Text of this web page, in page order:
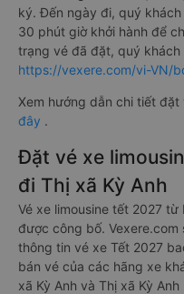
ký. Đến ngày đi, quý
30 phút giờ khởi hành để
trạng vé đã đặt, quý
https://vexere.com/vi-VN/
Xem hướng dẫn chi tiết đặt
đây .
Đặt vé xe
đi Thị xã Kỳ Anh
Vé xe limousine tết 2027
được công bố. Vexere.com
thông tin vé xe Tết 2027
bán vé của các hãng xe
xã Kỳ Anh và Thị xã Kỳ